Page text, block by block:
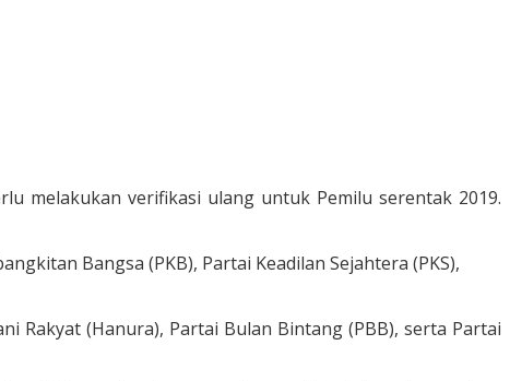
melakukan verifikasi ulang untuk Pemilu serentak 2019.
Bangsa (PKB), Partai Keadilan Sejahtera (PKS),
Rakyat (Hanura), Partai Bulan Bintang (PBB), serta Partai